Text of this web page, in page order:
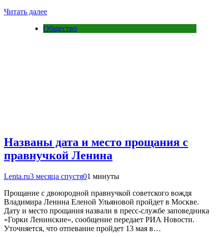
Читать далее
Общество
Названы дата и место прощания с
правнучкой Ленина
Lenta.ru3 месяца спустя01 минуты
Прощание с двоюродной правнучкой советского вождя
Владимира Ленина Еленой Ульяновой пройдет в Москве.
Дату и место прощания назвали в пресс-службе заповедника
«Горки Ленинские», сообщение передает РИА Новости.
Уточняется, что отпевание пройдет 13 мая в…